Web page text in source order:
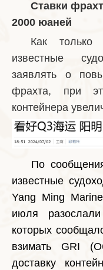
Ставки
2000 юаней
Как только
известные
заявлять о
фрахта, при
контейнера
По
известные
Yang Ming
июля
которых
взимать GRI
доставку